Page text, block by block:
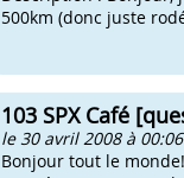
500km (donc juste
103 SPX Café
le 30 avril 2008 à 00:06
Bonjour tout le